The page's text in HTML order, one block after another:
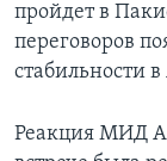
пройдет в
переговоров
стабильности
Реакция МИД